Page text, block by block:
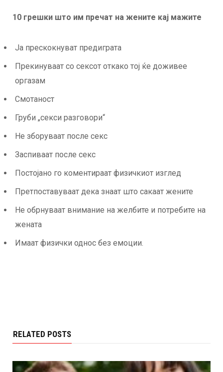
10 грешки што им пречат на жените кај мажите
Ја прескокнуват предиграта
Прекинуваат со сексот откако тој ќе доживее
оргазам
Смотаност
Груби „секси разговори“
Не зборуваат после секс
Заспиваат после секс
Постојано го коментираат физичкиот изглед
Претпоставуваат дека знаат што сакаат жените
Не обрнуваат внимание на желбите и потребите на
жената
Имаат физички однос без емоции.
RELATED POSTS